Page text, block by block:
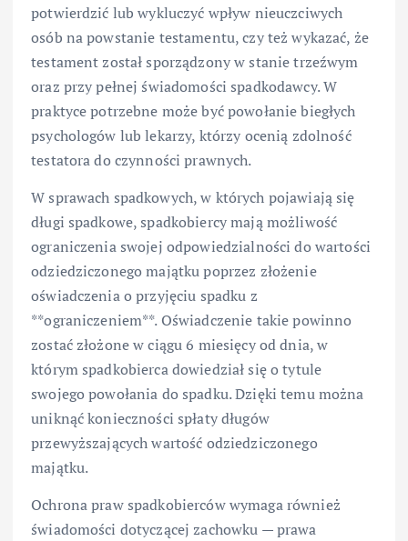
potwierdzić lub wykluczyć wpływ nieuczciwych
osób na powstanie testamentu, czy też wykazać, że
testament został sporządzony w stanie trzeźwym
oraz przy pełnej świadomości spadkodawcy. W
praktyce potrzebne może być powołanie biegłych
psychologów lub lekarzy, którzy ocenią zdolność
testatora do czynności prawnych.
W sprawach spadkowych, w których pojawiają się
długi spadkowe, spadkobiercy mają możliwość
ograniczenia swojej odpowiedzialności do wartości
odziedziczonego majątku poprzez złożenie
oświadczenia o przyjęciu spadku z
**ograniczeniem**. Oświadczenie takie powinno
zostać złożone w ciągu 6 miesięcy od dnia, w
którym spadkobierca dowiedział się o tytule
swojego powołania do spadku. Dzięki temu można
uniknąć konieczności spłaty długów
przewyższających wartość odziedziczonego
majątku.
Ochrona praw spadkobierców wymaga również
świadomości dotyczącej zachowku — prawa